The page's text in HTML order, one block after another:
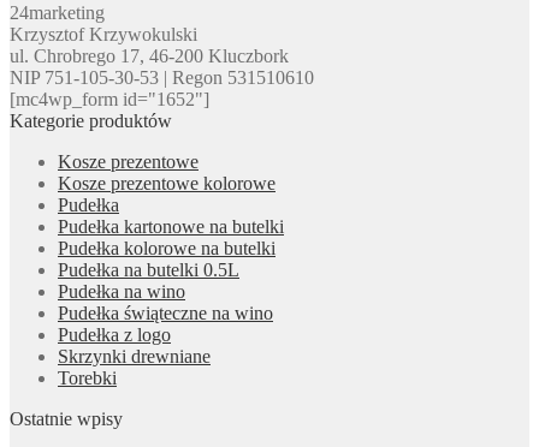
24marketing
Krzysztof Krzywokulski
ul. Chrobrego 17, 46-200 Kluczbork
NIP 751-105-30-53 | Regon 531510610
[mc4wp_form id="1652"]
Kategorie produktów
Kosze prezentowe
Kosze prezentowe kolorowe
Pudełka
Pudełka kartonowe na butelki
Pudełka kolorowe na butelki
Pudełka na butelki 0.5L
Pudełka na wino
Pudełka świąteczne na wino
Pudełka z logo
Skrzynki drewniane
Torebki
Ostatnie wpisy